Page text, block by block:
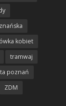
kobiet
tramwaj
poznań
ZDM